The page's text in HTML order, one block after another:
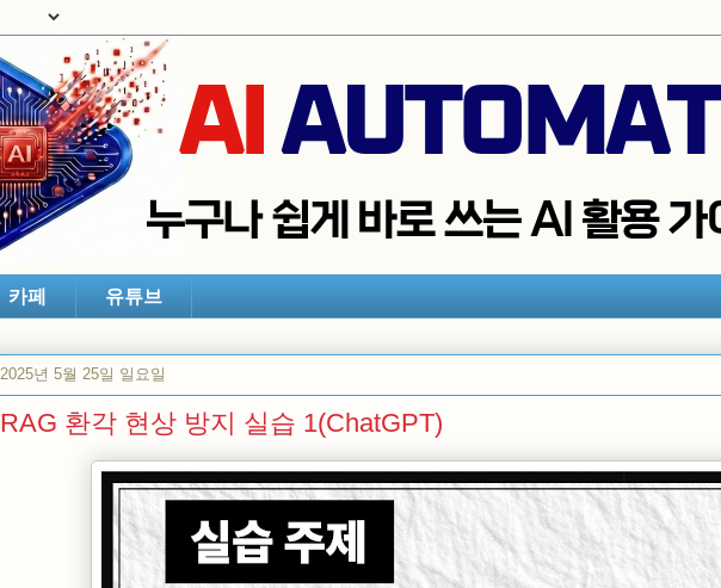
카페 유튜브
2025년 5월 25일 일요일
RAG 환각 현상 방지 실습 1(ChatGPT)